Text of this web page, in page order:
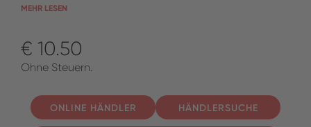
MEHR LESEN
€ 10.50
Ohne Steuern.
ONLINE HÄNDLER HÄNDLERSUCHE